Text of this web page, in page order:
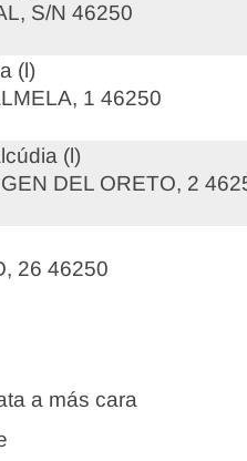
S/N 46250
(l)
1 46250
(l)
DEL ORETO, 2
26 46250
a más cara